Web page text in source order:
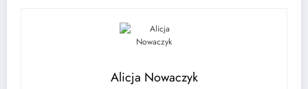
Alicja Nowaczyk